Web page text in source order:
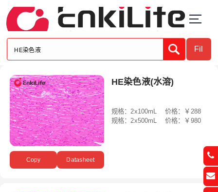
Submit Fil
Copy Datasheet
HE染色液(水溶)
规格：2x100mL 价格：￥288
规格：2x500mL 价格：￥980